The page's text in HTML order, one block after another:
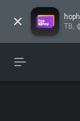
ТВ,